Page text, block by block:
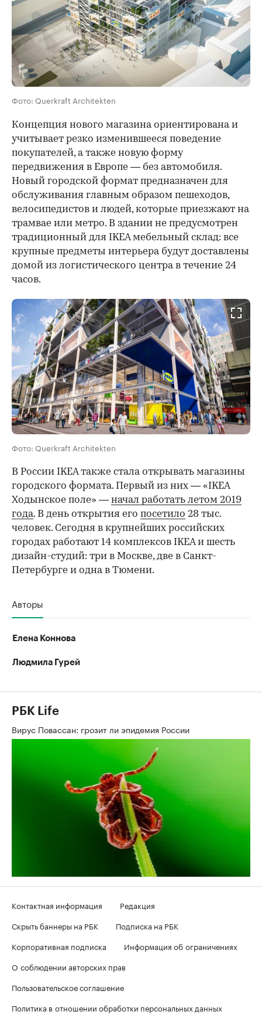
Фото: Querkraft Architekten
Концепция нового магазина ориентирована и
учитывает резко изменившееся поведение
покупателей, а также новую форму
передвижения в Европе — без автомобиля.
Новый городской формат предназначен для
обслуживания главным образом пешеходов,
велосипедистов и людей, которые приезжают на
трамвае или метро. В здании не предусмотрен
традиционный для IKEA мебельный склад: все
крупные предметы интерьера будут доставлены
домой из логистического центра в течение 24
часов.
Фото: Querkraft Architekten
В России IKEA также стала открывать магазины
городского формата. Первый из них — «IKEA
Ходынское поле» — начал работать летом 2019
года. В день открытия его посетило 28 тыс.
человек. Сегодня в крупнейших российских
городах работают 14 комплексов IKEA и шесть
дизайн-студий: три в Москве, две в Санкт-
Петербурге и одна в Тюмени.
Авторы
Елена Коннова
Людмила Гурей
РБК Life
Вирус Повассан: грозит ли эпидемия России
Контактная информация
Редакция
Скрыть баннеры на РБК
Подписка на РБК
Корпоративная подписка
Информация об ограничениях
О соблюдении авторских прав
Пользовательское соглашение
Политика в отношении обработки персональных данных